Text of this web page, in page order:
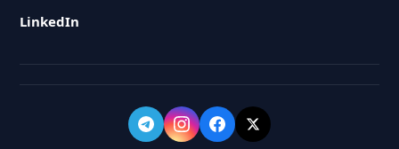
LinkedIn